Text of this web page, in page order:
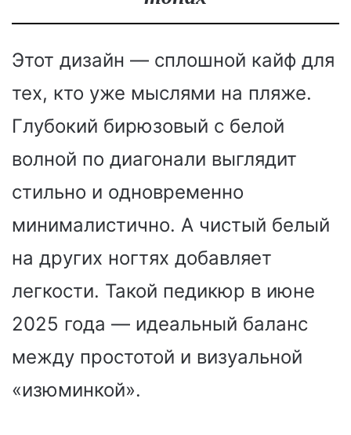
Этот дизайн — сплошной кайф для
тех, кто уже мыслями на пляже.
Глубокий бирюзовый с белой
волной по диагонали выглядит
стильно и одновременно
минималистично. А чистый белый
на других ногтях добавляет
легкости. Такой педикюр в июне
2025 года — идеальный баланс
между простотой и визуальной
«изюминкой».